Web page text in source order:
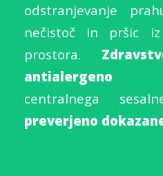
odstranjevanje
nečistoč in pršic iz
prostora.
antialergeno
centralnega
preverjeno